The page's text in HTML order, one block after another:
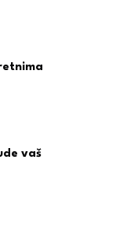
vaš